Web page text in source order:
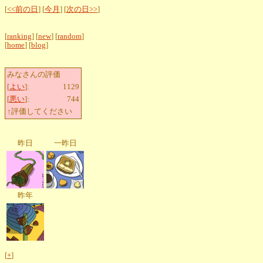
[<<前の日 ] [今月 ] [次の日>>]
[ranking] [new] [random]
[home] [blog]
みなさんの評価
[よい]:
1129
[悪い]:
744
↑評価してください
昨日 一昨日
昨年
[+]